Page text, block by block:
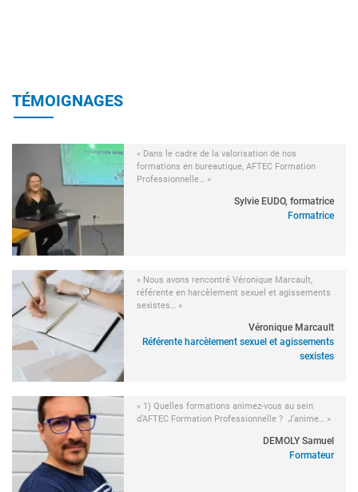
TÉMOIGNAGES
« Dans le cadre de la valorisation de nos
formations en bureautique, AFTEC Formation
Professionnelle… »
Sylvie EUDO, formatrice
Formatrice
« Nous avons rencontré Véronique Marcault,
référente en harcèlement sexuel et agissements
sexistes… »
Véronique Marcault
Référente harcèlement sexuel et agissements
sexistes
« 1) Quelles formations animez-vous au sein
d’AFTEC Formation Professionnelle ? J’anime… »
DEMOLY Samuel
Formateur